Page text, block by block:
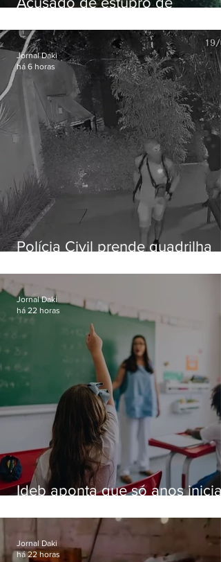
Polícia Civil prende quadrilha
residências de luxo no Rio
Jornal Daki
há 6 horas
Ideb aponta que só anos
educação
Jornal Daki
há 22 horas
Jornal Daki
há 22 horas